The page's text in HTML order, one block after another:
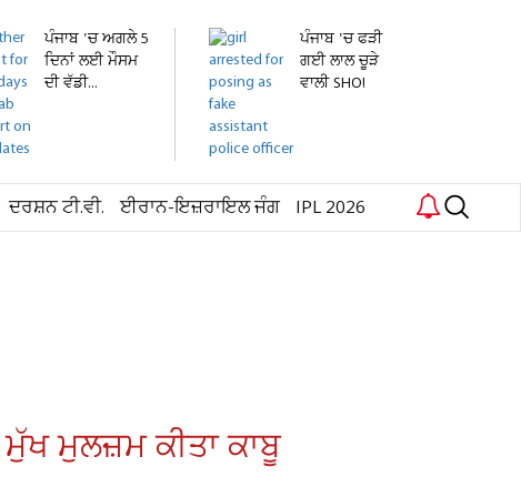
ਪੰਜਾਬ 'ਚ ਅਗਲੇ 5
ਦਿਨਾਂ ਲਈ ਮੌਸਮ
ਦੀ ਵੱਡੀ...
ਪੰਜਾਬ 'ਚ ਫੜੀ
ਗਈ ਲਾਲ ਚੂੜੇ
ਵਾਲੀ SHO!
ਦਰਸ਼ਨ ਟੀ.ਵੀ. ਈਰਾਨ-ਇਜ਼ਰਾਇਲ ਜੰਗ IPL 2026
ਮੁਲਜ਼ਮ ਕੀਤਾ ਕਾਬੂ